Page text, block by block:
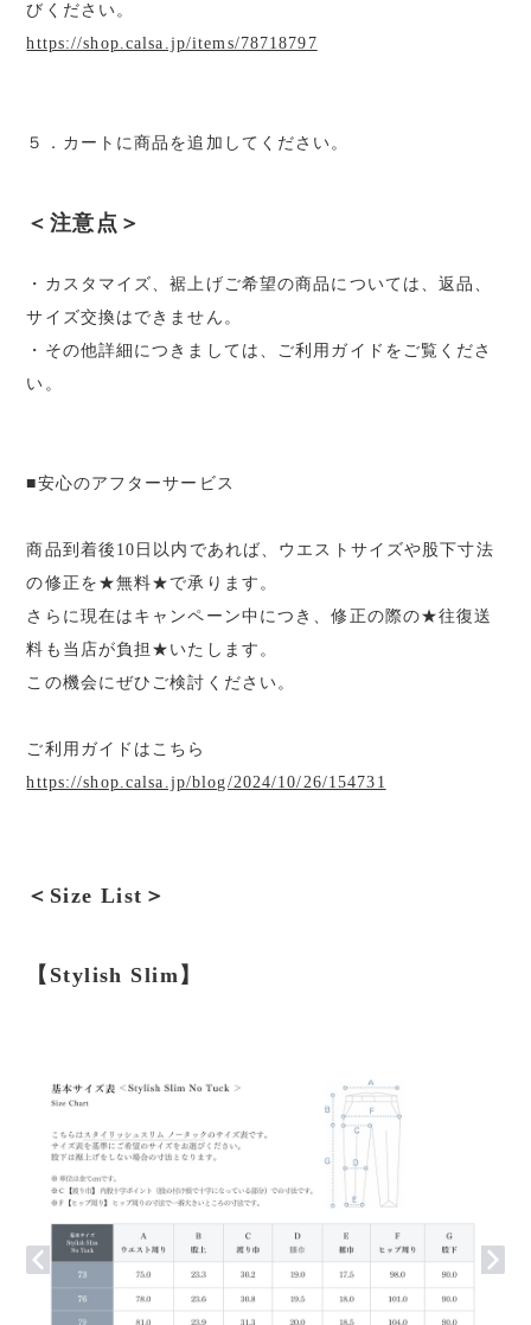
びください。
https://shop.calsa.jp/items/78718797
５．カートに商品を追加してください。
＜注意点＞
・カスタマイズ、裾上げご希望の商品については、返品、
サイズ交換はできません。
・その他詳細につきましては、ご利用ガイドをご覧くださ
い。
■安心のアフターサービス
商品到着後10日以内であれば、ウエストサイズや股下寸法
の修正を★無料★で承ります。
さらに現在はキャンペーン中につき、修正の際の★往復送
料も当店が負担★いたします。
この機会にぜひご検討ください。
ご利用ガイドはこちら
https://shop.calsa.jp/blog/2024/10/26/154731
＜Size List＞
【Stylish Slim】